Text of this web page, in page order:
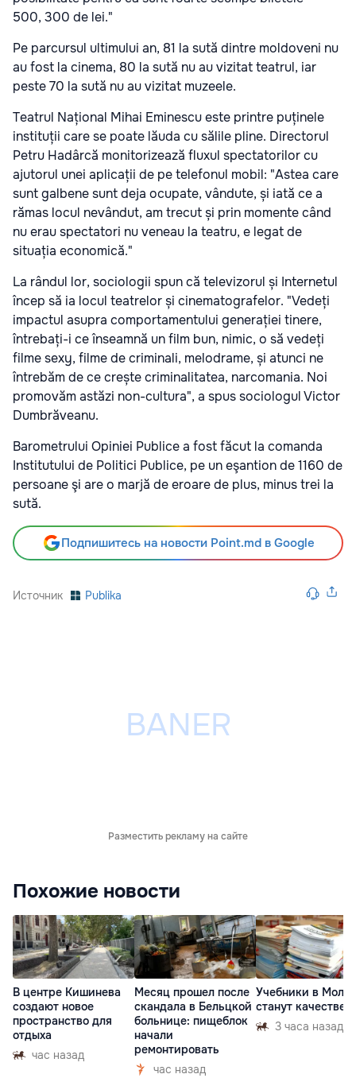
500, 300 de lei."
Pe parcursul ultimului an, 81 la sută dintre moldoveni nu
au fost la cinema, 80 la sută nu au vizitat teatrul, iar
peste 70 la sută nu au vizitat muzeele.
Teatrul Național Mihai Eminescu este printre puținele
instituții care se poate lăuda cu sălile pline. Directorul
Petru Hadârcă monitorizează fluxul spectatorilor cu
ajutorul unei aplicații de pe telefonul mobil: "Astea care
sunt galbene sunt deja ocupate, vândute, și iată ce a
rămas locul nevândut, am trecut și prin momente când
nu erau spectatori nu veneau la teatru, e legat de
situația economică."
La rândul lor, sociologii spun că televizorul și Internetul
încep să ia locul teatrelor și cinematografelor. "Vedeți
impactul asupra comportamentului generației tinere,
întrebați-i ce înseamnă un film bun, nimic, o să vedeți
filme sexy, filme de criminali, melodrame, și atunci ne
întrebăm de ce crește criminalitatea, narcomania. Noi
promovăm astăzi non-cultura", a spus sociologul Victor
Dumbrăveanu.
Barometrului Opiniei Publice a fost făcut la comanda
Institutului de Politici Publice, pe un eşantion de 1160 de
persoane şi are o marjă de eroare de plus, minus trei la
sută.
Подпишитесь на новости Point.md в Google
Источник Publika
Разместить рекламу на сайте
Похожие новости
В центре Кишинева
создают новое
пространство для
отдыха
час назад
Месяц прошел после
скандала в Бельцкой
больнице: пищеблок
начали
ремонтировать
час назад
Учебники в
станут
3 часа назад